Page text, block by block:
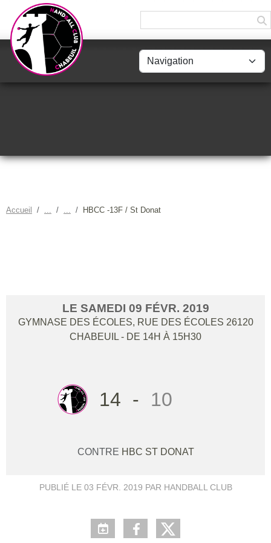
Accueil HBCC -13F / St Donat
LE SAMEDI 09 FÉVR. 2019
GYMNASE DES ÉCOLES, RUE DES ÉCOLES 26120
CHABEUIL - DE 14H À 15H30
14 - 10
CONTRE HBC ST DONAT
PUBLIÉ LE 03 FÉVR. 2019 PAR HANDBALL CLUB
Panneau de gestion des cookies